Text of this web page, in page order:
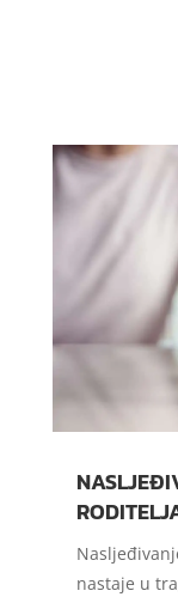
nastaje u